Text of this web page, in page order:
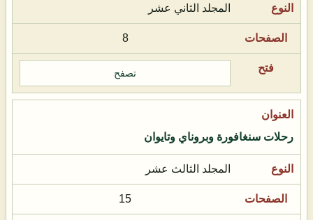
المجلد الثاني عشر
8
تصفح
رحلات سنغافورة وبروناي وتايوان
المجلد الثالث عشر
15